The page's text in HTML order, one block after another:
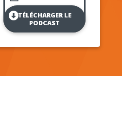
TÉLÉCHARGER LE
PODCAST